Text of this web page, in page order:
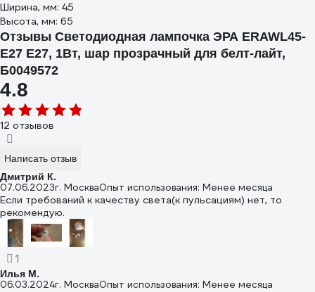
Ширина, мм: 45
Высота, мм: 65
Отзывы Светодиодная лампочка ЭРА ERAWL45-
E27 E27, 1Вт, шар прозрачный для белт-лайт,
Б0049572
4.8
12 отзывов
Написать отзыв
Дмитрий К.
07.06.2023г. МоскваОпыт использования: Менее месяца
Если требований к качеству света(к пульсациям) нет, то
рекомендую.
1
Илья М.
06.03.2024г. МоскваОпыт использования: Менее месяца